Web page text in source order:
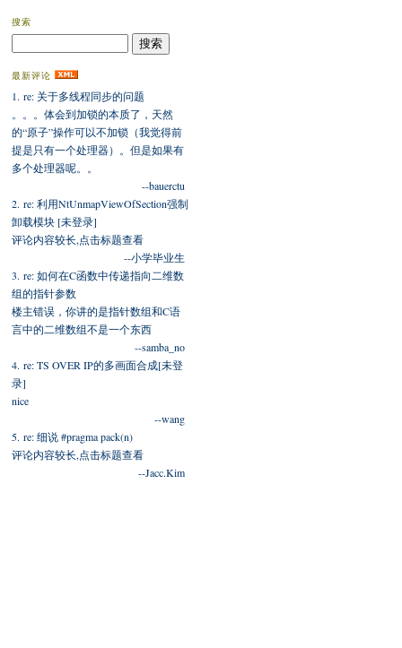
搜索
最新评论
1. re: 关于多线程同步的问题
。。。体会到加锁的本质了，天然
的“原子”操作可以不加锁（我觉得前
提是只有一个处理器）。但是如果有
多个处理器呢。。
--bauerctu
2. re: 利用NtUnmapViewOfSection强制
卸载模块 [未登录]
评论内容较长,点击标题查看
--小学毕业生
3. re: 如何在C函数中传递指向二维数
组的指针参数
楼主错误，你讲的是指针数组和C语
言中的二维数组不是一个东西
--samba_no
4. re: TS OVER IP的多画面合成[未登
录]
nice
--wang
5. re: 细说 #pragma pack(n)
评论内容较长,点击标题查看
--Jacc.Kim